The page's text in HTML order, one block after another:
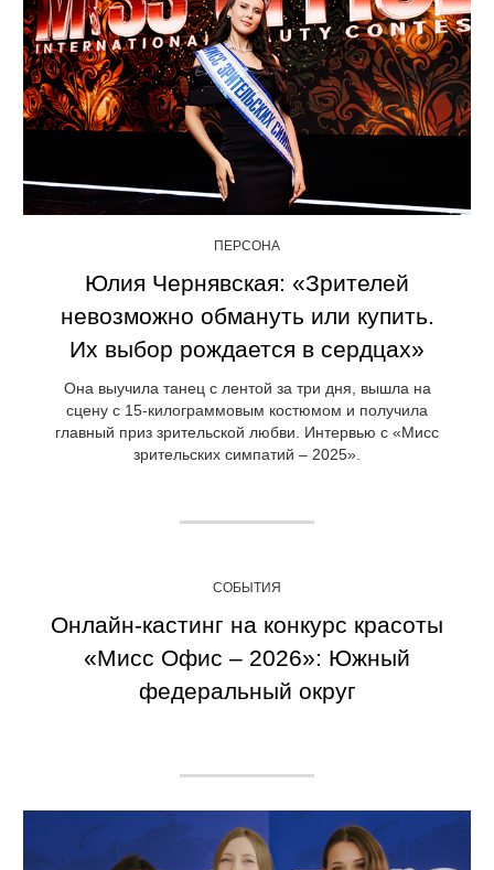
ПЕРСОНА
Юлия Чернявская: «Зрителей
невозможно обмануть или купить.
Их выбор рождается в сердцах»
Она выучила танец с лентой за три дня, вышла на
сцену с 15-килограммовым костюмом и получила
главный приз зрительской любви. Интервью с «Мисс
зрительских симпатий – 2025».
СОБЫТИЯ
Онлайн-кастинг на конкурс красоты
«Мисс Офис – 2026»: Южный
федеральный округ